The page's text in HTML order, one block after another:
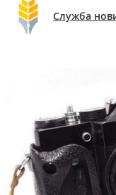
Служба